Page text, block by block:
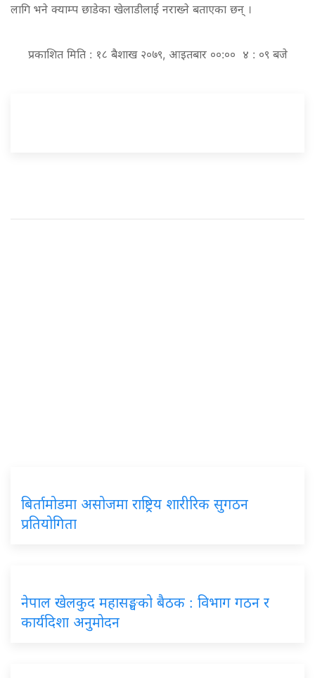
लागि भने क्याम्प छाडेका खेलाडीलाई नराख्ने बताएका छन् ।
प्रकाशित मिति : १८ बैशाख २०७९, आइतबार ००:०० ४ : ०९ बजे
बिर्तामोडमा असोजमा राष्ट्रिय शारीरिक सुगठन
प्रतियोगिता
नेपाल खेलकुद महासङ्घको बैठक : विभाग गठन र
कार्यदिशा अनुमोदन